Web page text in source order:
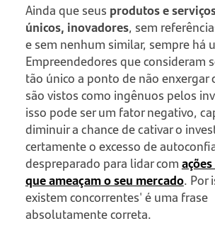
Ainda que seus produtos e
únicos, inovadores, sem
e sem nenhum similar, sempre há
Empreendedores que consideram
tão único a ponto de não enxergar
são vistos como ingênuos pelos
isso pode ser um fator negativo,
diminuir a chance de cativar o
certamente o excesso de
despreparado para lidar com
que ameaçam o seu mercado. Por
existem concorrentes' é uma frase
absolutamente correta.